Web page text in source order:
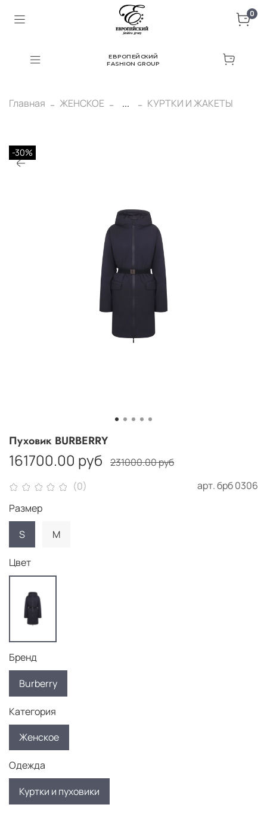
0
ЕВРОПЕЙСКИЙ
FASHION GROUP
Главная ЖЕНСКОЕ ... КУРТКИ И ЖАКЕТЫ
-30%
(0) арт.брб 0306
Пуховик BURBERRY
161700.00 руб 231000.00 руб
Размер
S
M
Цвет
Бренд
Burberry
Категория
Женское
Одежда
Куртки и пуховики